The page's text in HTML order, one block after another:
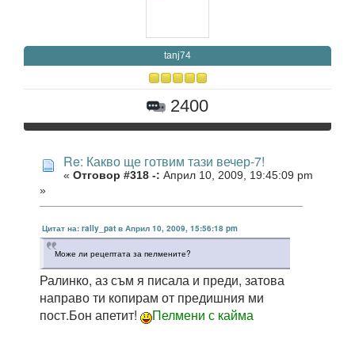
tanj74
2400
Re: Какво ще готвим тази вечер-7!
« Отговор #318 -: Април 10, 2009, 19:45:09 pm
»
Цитат на: rally_pat в Април 10, 2009, 15:56:18 pm
Може ли рецептата за пелмените?
Ралинко, аз съм я писала и преди, затова
направо ти копирам от предишния ми
пост.Бон апетит!
Пелмени с кайма